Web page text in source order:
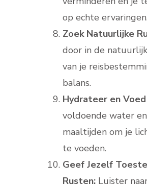
op echte
Zoek Natuurlijke
door in de
van je
balans.
Hydrateer en
voldoende water
maaltijden om je
te voeden.
Geef Jezelf
Rusten: Luister